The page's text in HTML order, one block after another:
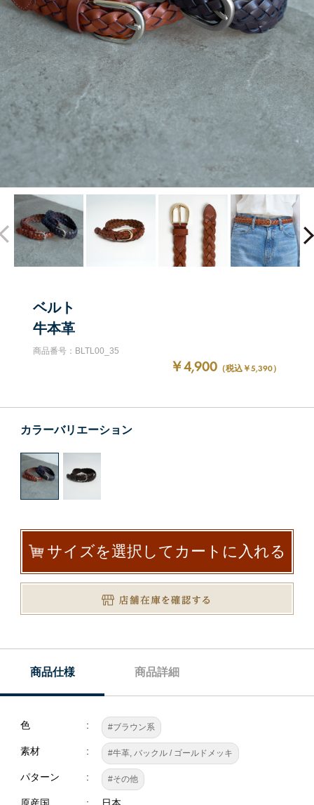
ベルト
牛本革
商品番号：BLTL00_35
￥4,900 （税込￥5,390）
カラーバリエーション
サイズを選択してカートに入れる
商品仕様 商品詳細
色 #ブラウン系
素材 #牛革, バックル / ゴールドメッキ
パターン #その他